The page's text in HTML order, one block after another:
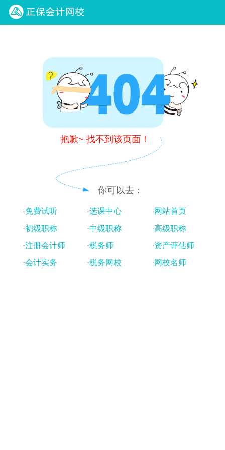
正保会计网校
抱歉~ 找不到该页面！
你可以去：
·免费试听 ·选课中心 ·网站首页
·初级职称 ·中级职称 ·高级职称
·注册会计师 ·税务师 ·资产评估师
·会计实务 ·税务网校 ·网校名师